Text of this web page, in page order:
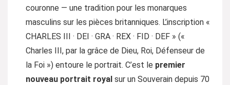
couronne — une tradition pour les monarques
masculins sur les pièces britanniques. L’inscription «
CHARLES III · DEI · GRA · REX · FID · DEF » («
Charles III, par la grâce de Dieu, Roi, Défenseur de
la Foi ») entoure le portrait. C’est le premier
nouveau portrait royal sur un Souverain depuis 70